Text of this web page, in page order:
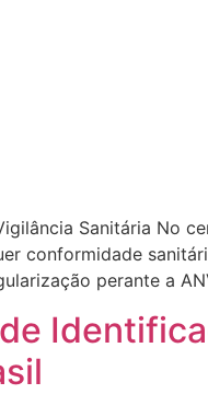
Sanitária No
conformidade
perante a